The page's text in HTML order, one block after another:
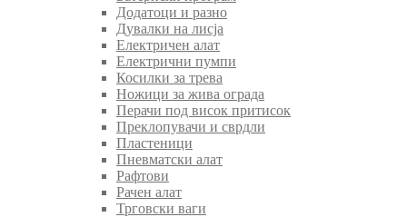
Додатоци и разно
Дувалки на лисја
Електричен алат
Електрични пумпи
Косилки за трева
Ножици за жива ограда
Перачи под висок притисок
Преклопувачи и сврдли
Пластеници
Пневматски алат
Рафтови
Рачен алат
Трговски ваги